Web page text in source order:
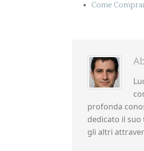
Come
profonda
dedicato il suo
gli altri